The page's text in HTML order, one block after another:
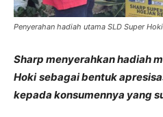
Penyerahan hadiah utama SLD Super
Sharp menyerahkan hadiah
Hoki sebagai bentuk
kepada konsumennya yang